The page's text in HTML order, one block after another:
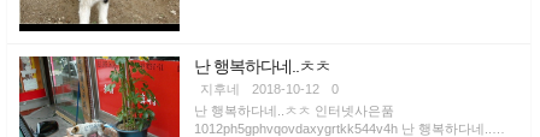
난 행복하다네..ㅊㅊ
지후네 2018-10-12
0
난 행복하다네..ㅊㅊ 인터넷사은품
1012ph5gphvqovdaxygrtkk544v4h 난 행복하다네..ㅊ